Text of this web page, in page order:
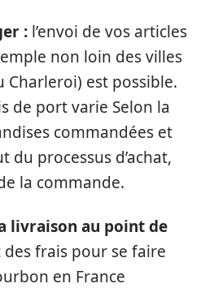
: l’envoi de vos articles
non loin des villes
Charleroi) est possible.
de port varie Selon la
commandées et
du processus d’achat,
la commande.
livraison au point de
frais pour se faire
en France